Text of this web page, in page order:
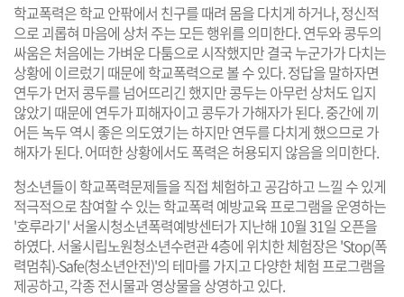
학교폭력은 학교 안팎에서 친구를 때려 몸을 다치게 하거나, 정신적
으로 괴롭혀 마음에 상처 주는 모든 행위를 의미한다. 연두와 콩두의
싸움은 처음에는 가벼운 다툼으로 시작했지만 결국 누군가가 다치는
상황에 이르렀기 때문에 학교폭력으로 볼 수 있다. 정답을 말하자면
연두가 먼저 콩두를 넘어뜨리긴 했지만 콩두는 아무런 상처도 입지
않았기 때문에 연두가 피해자이고 콩두가 가해자가 된다. 중간에 끼
어든 녹두 역시 좋은 의도였기는 하지만 연두를 다치게 했으므로 가
해자가 된다. 어떠한 상황에서도 폭력은 허용되지 않음을 의미한다.
청소년들이 학교폭력문제들을 직접 체험하고 공감하고 느낄 수 있게
적극적으로 참여할 수 있는 학교폭력 예방교육 프로그램을 운영하는
'호루라기' 서울시청소년폭력예방센터가 지난해 10월 31일 오픈을
하였다. 서울시립노원청소년수련관 4층에 위치한 체험장은 'Stop(폭
력멈춰)-Safe(청소년안전)'의 테마를 가지고 다양한 체험 프로그램을
제공하고, 각종 전시물과 영상물을 상영하고 있다.